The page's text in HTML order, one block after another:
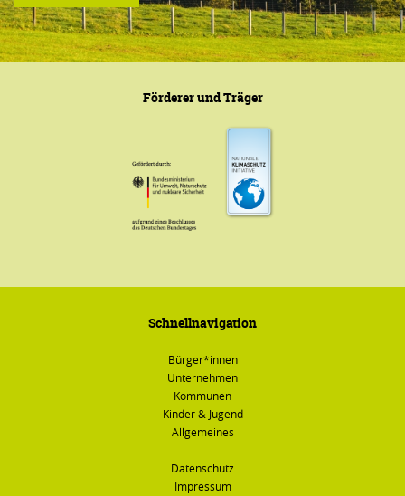
Förderer und Träger
Schnellnavigation
Bürger*innen
Unternehmen
Kommunen
Kinder & Jugend
Allgemeines
Datenschutz
Impressum